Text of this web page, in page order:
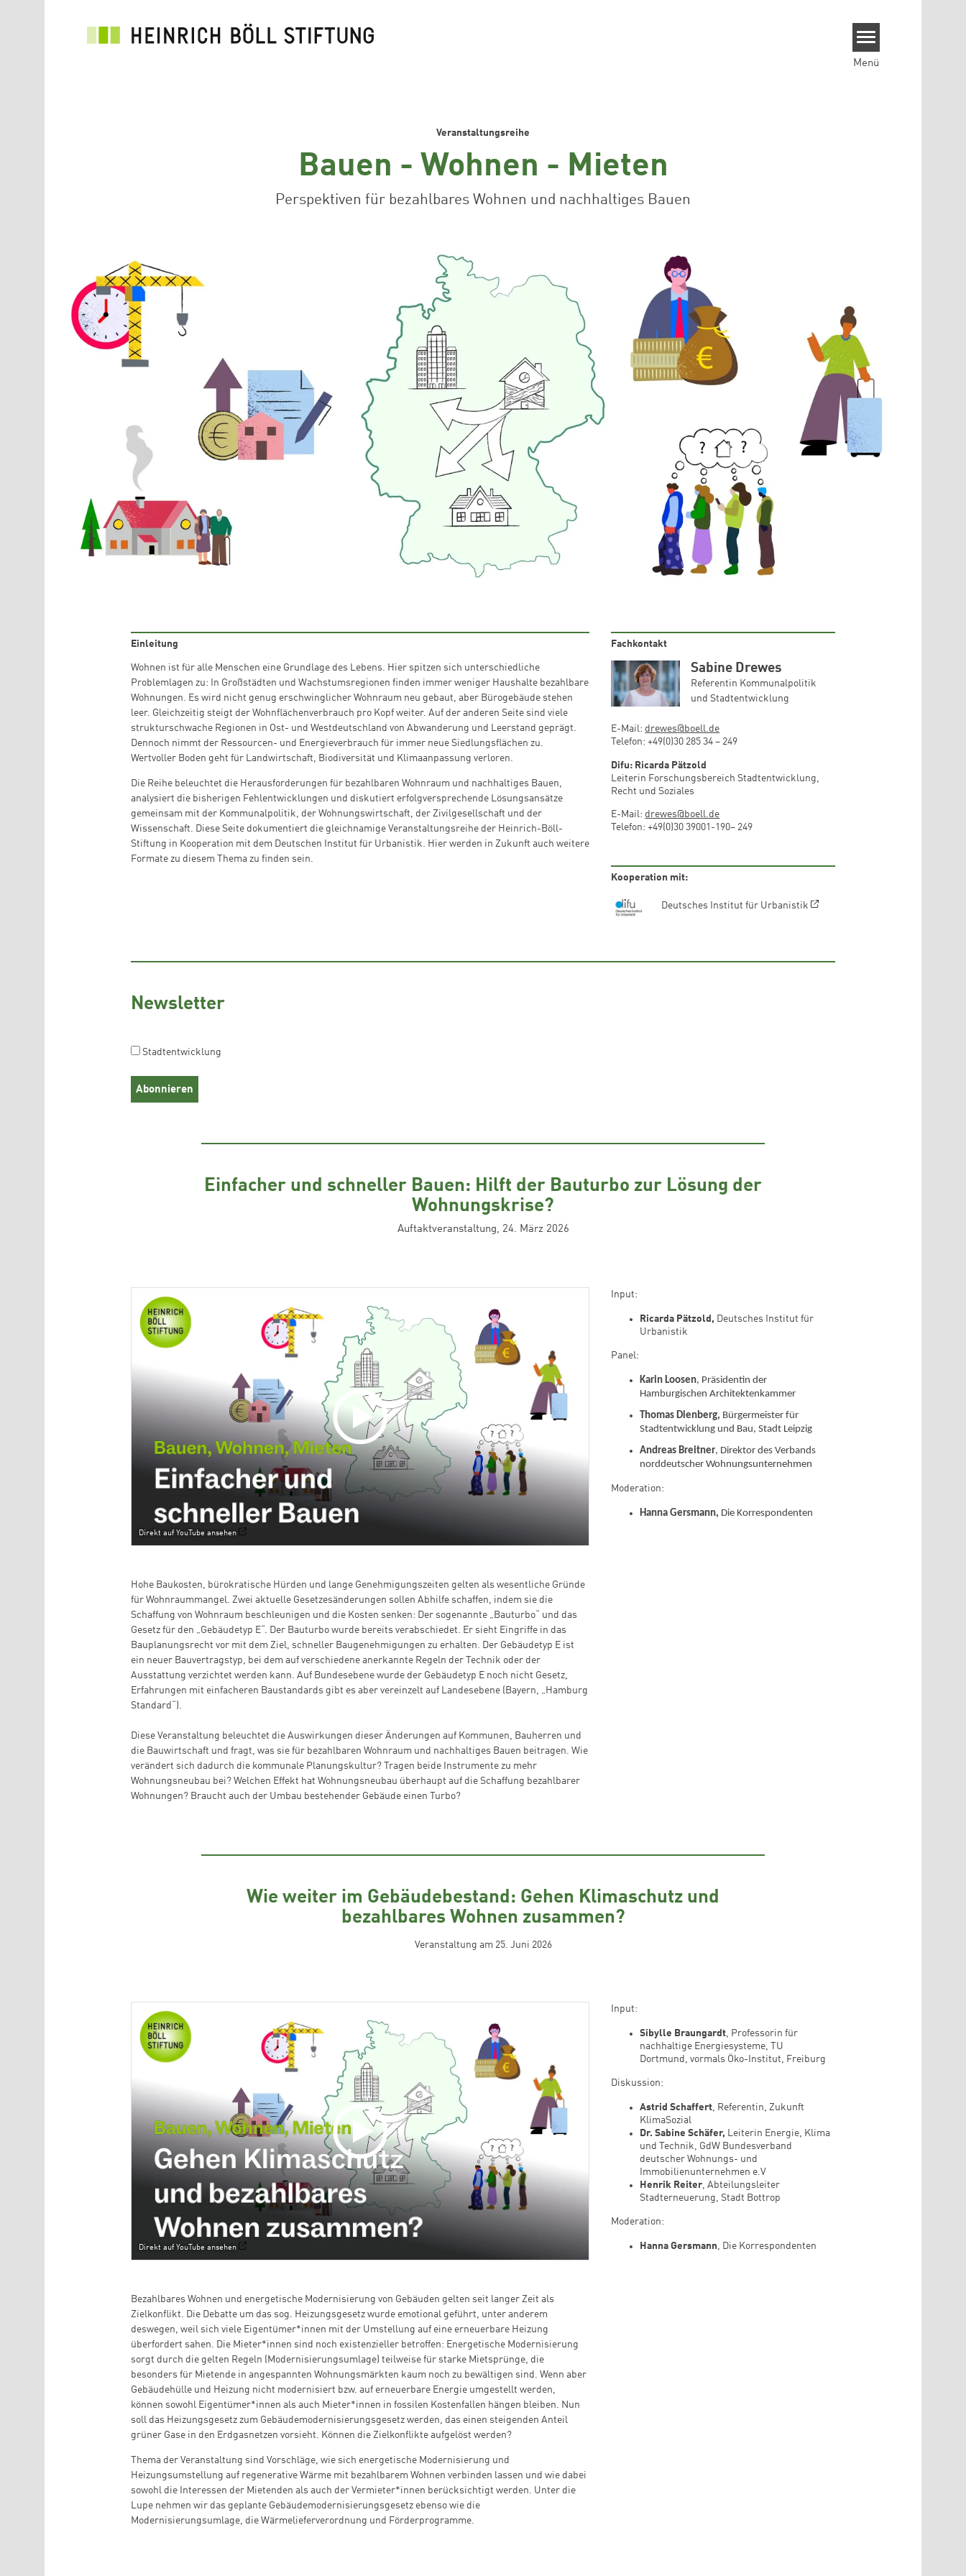
Menü
Veranstaltungsreihe
Bauen - Wohnen - Mieten
Perspektiven für bezahlbares Wohnen und nachhaltiges Bauen
Einleitung
Wohnen ist für alle Menschen eine Grundlage des Lebens. Hier spitzen sich unterschiedliche
Problemlagen zu: In Großstädten und Wachstumsregionen finden immer weniger Haushalte bezahlbare
Wohnungen. Es wird nicht genug erschwinglicher Wohnraum neu gebaut, aber Bürogebäude stehen
leer. Gleichzeitig steigt der Wohnflächenverbrauch pro Kopf weiter. Auf der anderen Seite sind viele
strukturschwache Regionen in Ost- und Westdeutschland von Abwanderung und Leerstand geprägt.
Dennoch nimmt der Ressourcen- und Energieverbrauch für immer neue Siedlungsflächen zu.
Wertvoller Boden geht für Landwirtschaft, Biodiversität und Klimaanpassung verloren.
Die Reihe beleuchtet die Herausforderungen für bezahlbaren Wohnraum und nachhaltiges Bauen,
analysiert die bisherigen Fehlentwicklungen und diskutiert erfolgversprechende Lösungsansätze
gemeinsam mit der Kommunalpolitik, der Wohnungswirtschaft, der Zivilgesellschaft und der
Wissenschaft. Diese Seite dokumentiert die gleichnamige Veranstaltungsreihe der Heinrich-Böll-
Stiftung in Kooperation mit dem Deutschen Institut für Urbanistik. Hier werden in Zukunft auch weitere
Formate zu diesem Thema zu finden sein.
Fachkontakt
Sabine Drewes
Referentin Kommunalpolitik
und Stadtentwicklung
E-Mail: drewes@boell.de
Telefon: +49(0)30 285 34 – 249
Difu: Ricarda Pätzold
Leiterin Forschungsbereich Stadtentwicklung,
Recht und Soziales
E-Mail: drewes@boell.de
Telefon: +49(0)30 39001-190– 249
Kooperation mit:
Deutsches Institut für Urbanistik
Newsletter
Stadtentwicklung
Einfacher und schneller Bauen: Hilft der Bauturbo zur Lösung der
Wohnungskrise?
Auftaktveranstaltung, 24. März 2026
Direkt auf YouTube ansehen
Hohe Baukosten, bürokratische Hürden und lange Genehmigungszeiten gelten als wesentliche Gründe
für Wohnraummangel. Zwei aktuelle Gesetzesänderungen sollen Abhilfe schaffen, indem sie die
Schaffung von Wohnraum beschleunigen und die Kosten senken: Der sogenannte „Bauturbo“ und das
Gesetz für den „Gebäudetyp E“. Der Bauturbo wurde bereits verabschiedet. Er sieht Eingriffe in das
Bauplanungsrecht vor mit dem Ziel, schneller Baugenehmigungen zu erhalten. Der Gebäudetyp E ist
ein neuer Bauvertragstyp, bei dem auf verschiedene anerkannte Regeln der Technik oder der
Ausstattung verzichtet werden kann. Auf Bundesebene wurde der Gebäudetyp E noch nicht Gesetz,
Erfahrungen mit einfacheren Baustandards gibt es aber vereinzelt auf Landesebene (Bayern, „Hamburg
Standard“).
Diese Veranstaltung beleuchtet die Auswirkungen dieser Änderungen auf Kommunen, Bauherren und
die Bauwirtschaft und fragt, was sie für bezahlbaren Wohnraum und nachhaltiges Bauen beitragen. Wie
verändert sich dadurch die kommunale Planungskultur? Tragen beide Instrumente zu mehr
Wohnungsneubau bei? Welchen Effekt hat Wohnungsneubau überhaupt auf die Schaffung bezahlbarer
Wohnungen? Braucht auch der Umbau bestehender Gebäude einen Turbo?
Input:
Ricarda Pätzold, Deutsches Institut für
Urbanistik
Panel:
Karin Loosen, Präsidentin der
Hamburgischen Architektenkammer
Thomas Dienberg, Bürgermeister für
Stadtentwicklung und Bau, Stadt Leipzig
Andreas Breitner, Direktor des Verbands
norddeutscher Wohnungsunternehmen
Moderation:
Hanna Gersmann, Die Korrespondenten
Wie weiter im Gebäudebestand: Gehen Klimaschutz und
bezahlbares Wohnen zusammen?
Veranstaltung am 25. Juni 2026
Direkt auf YouTube ansehen
Bezahlbares Wohnen und energetische Modernisierung von Gebäuden gelten seit langer Zeit als
Zielkonflikt. Die Debatte um das sog. Heizungsgesetz wurde emotional geführt, unter anderem
deswegen, weil sich viele Eigentümer*innen mit der Umstellung auf eine erneuerbare Heizung
überfordert sahen. Die Mieter*innen sind noch existenzieller betroffen: Energetische Modernisierung
sorgt durch die gelten Regeln (Modernisierungsumlage) teilweise für starke Mietsprünge, die
besonders für Mietende in angespannten Wohnungsmärkten kaum noch zu bewältigen sind. Wenn aber
Gebäudehülle und Heizung nicht modernisiert bzw. auf erneuerbare Energie umgestellt werden,
können sowohl Eigentümer*innen als auch Mieter*innen in fossilen Kostenfallen hängen bleiben. Nun
soll das Heizungsgesetz zum Gebäudemodernisierungsgesetz werden, das einen steigenden Anteil
grüner Gase in den Erdgasnetzen vorsieht. Können die Zielkonflikte aufgelöst werden?
Thema der Veranstaltung sind Vorschläge, wie sich energetische Modernisierung und
Heizungsumstellung auf regenerative Wärme mit bezahlbarem Wohnen verbinden lassen und wie dabei
sowohl die Interessen der Mietenden als auch der Vermieter*innen berücksichtigt werden. Unter die
Lupe nehmen wir das geplante Gebäudemodernisierungsgesetz ebenso wie die
Modernisierungsumlage, die Wärmelieferverordnung und Förderprogramme.
Input:
Sibylle Braungardt, Professorin für
nachhaltige Energiesysteme, TU
Dortmund, vormals Öko-Institut, Freiburg
Diskussion:
Astrid Schaffert, Referentin, Zukunft
KlimaSozial
Dr. Sabine Schäfer, Leiterin Energie, Klima
und Technik, GdW Bundesverband
deutscher Wohnungs- und
Immobilienunternehmen e.V
Henrik Reiter, Abteilungsleiter
Stadterneuerung, Stadt Bottrop
Moderation:
Hanna Gersmann, Die Korrespondenten
Zum Warenkorb hinzugefügt: